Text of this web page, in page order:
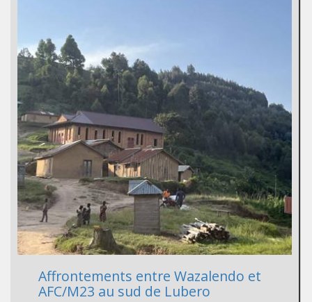
Affrontements entre Wazalendo et
AFC/M23 au sud de Lubero